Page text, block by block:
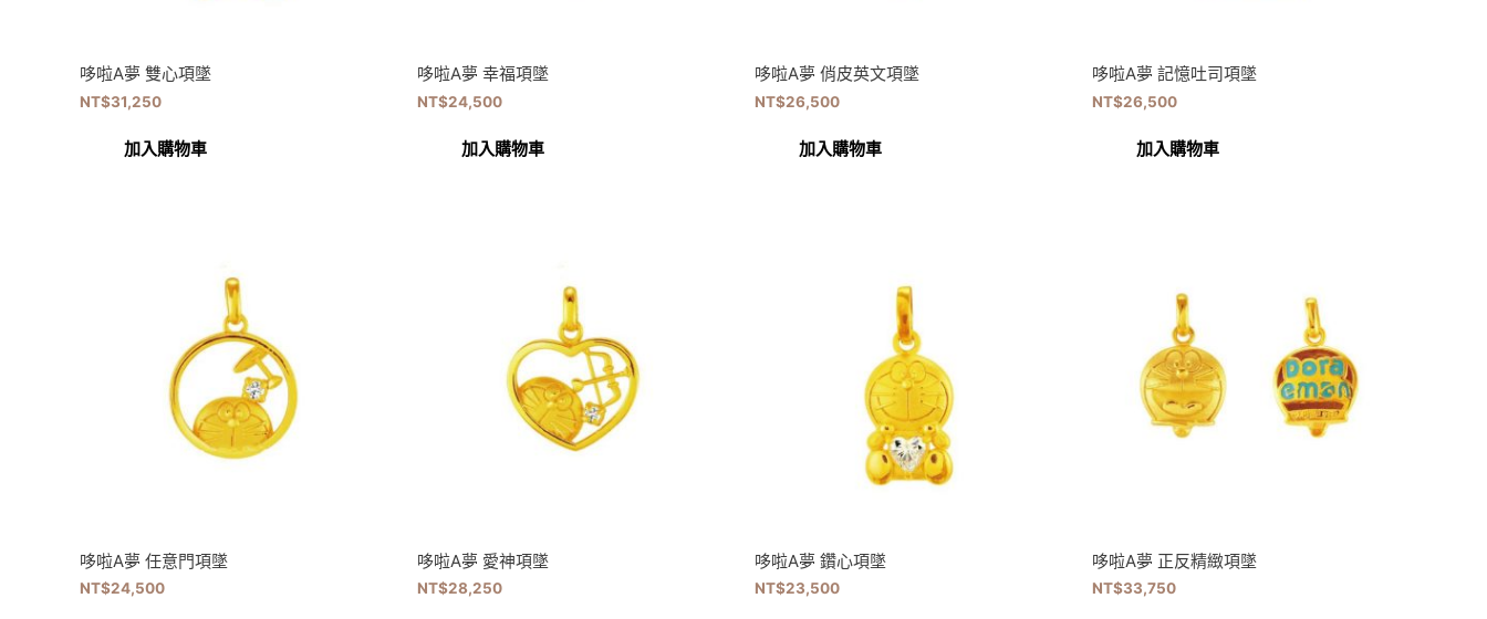
哆啦A夢 雙心項墜
NT$31,250
加入購物車
哆啦A夢 幸福項墜
NT$24,500
加入購物車
哆啦A夢 俏皮英文項墜
NT$26,500
加入購物車
哆啦A夢 記憶吐司項墜
NT$26,500
加入購物車
哆啦A夢 任意門項墜
NT$24,500
哆啦A夢 愛神項墜
NT$28,250
哆啦A夢 鑽心項墜
NT$23,500
哆啦A夢 正反精緻項墜
NT$33,750